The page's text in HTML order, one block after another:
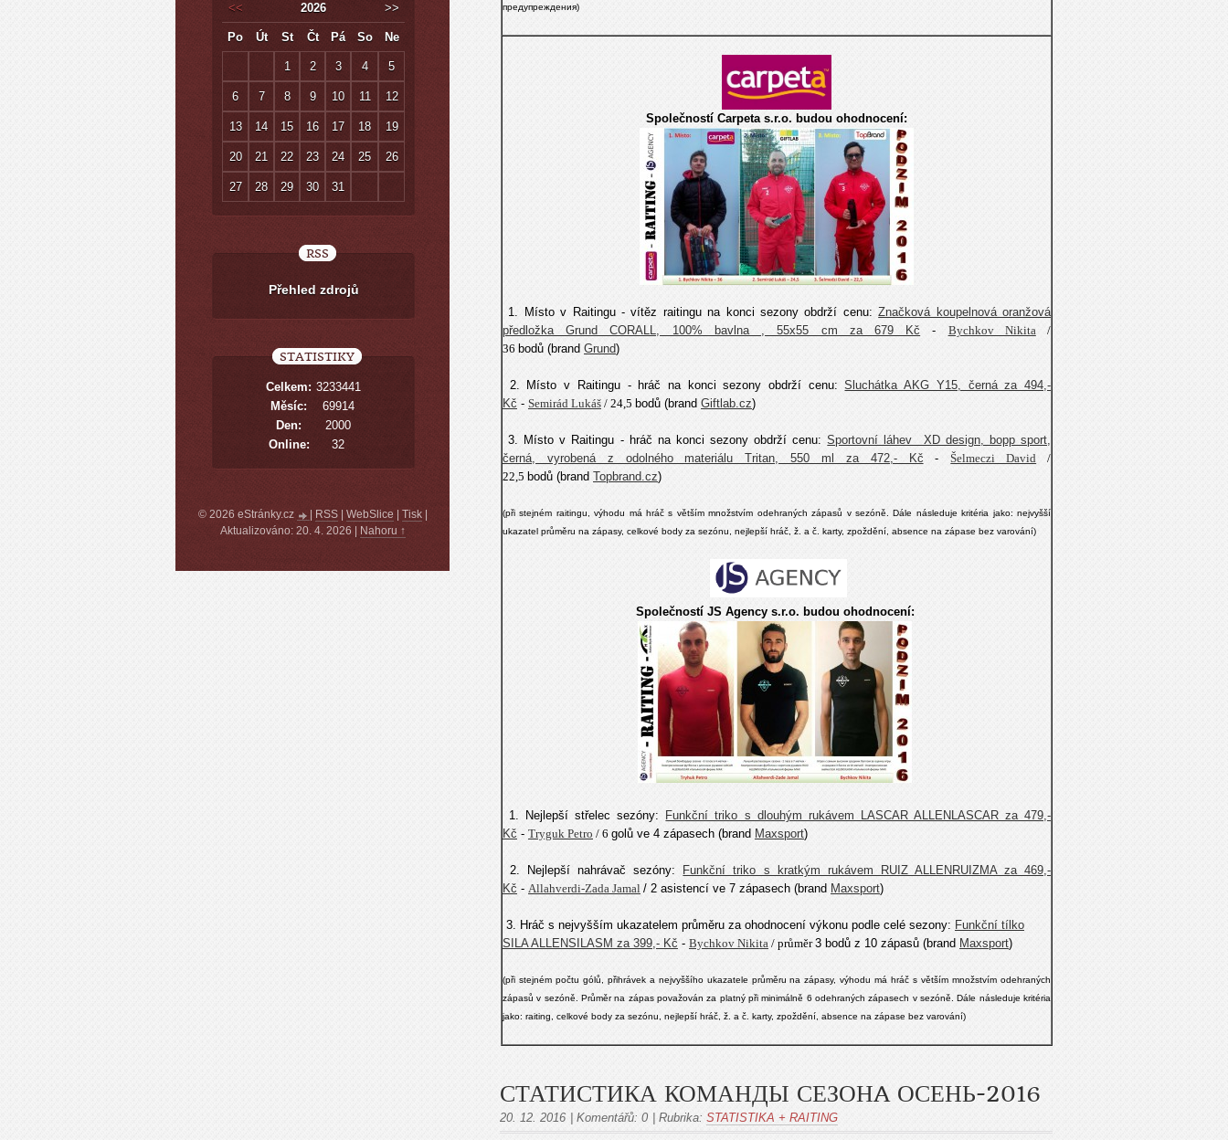
предупреждения)
Společností Carpeta s.r.o. budou ohodnocení:
1. Místo v Raitingu - vítěz raitingu na konci sezony obdrží cenu:Značková koupelnová oranžová
předložka Grund CORALL, 100% bavlna , 55x55 cm za 679 Kč - Bychkov Nikita/
36 bodů (brand Grund)
2. Místo v Raitingu - hráč na konci sezony obdrží cenu:Sluchátka AKG Y15, černá za 494,-
Kč - Semirád Lukáš / 24,5 bodů (brand Giftlab.cz)
3. Místo v Raitingu - hráč na konci sezony obdrží cenu:Sportovní láhev XD design, bopp sport,
černá, vyrobená z odolného materiálu Tritan, 550 ml za 472,- Kč -Šelmeczi David /
22,5 bodů (brand Topbrand.cz)
(při stejném raitingu, výhodu má hráč s větším množstvím odehraných zápasů v sezóně. Dále následuje kritéria jako: nejvyšší
ukazatel průměru na zápasy, celkové body za sezónu, nejlepší hráč, ž. a č. karty, zpoždění, absence na zápase bez varování)
Společností JS Agency s.r.o. budou ohodnocení:
1. Nejlepší střelec sezóny:
Funkční triko s dlouhým rukávem LASCAR ALLENLASCAR za 479,-
Kč - Tryguk Petro / 6 golů ve 4 zápasech (brand Maxsport)
2. Nejlepší nahrávač sezóny:
Funkční triko s kratkým rukávem RUIZ ALLENRUIZMA za 469,-
Kč - Allahverdi-Zada Jamal / 2 asistencí ve 7 zápasech (brand Maxsport)
3. Hráč s nejvyšším ukazatelem průměru za ohodnocení výkonu podle celé sezony: Funkční tílko
SILA ALLENSILASM za 399,- Kč - Bychkov Nikita / průměr3 bodů z 10 zápasů (brand Maxsport)
(při stejném počtu gólů, přihrávek a nejvyššího ukazatele průměru na zápasy, výhodu má hráč s větším množstvím odehraných
zápasů v sezóně. Průměr na zápas považován za platný při minimálně 6 odehraných zápasech v sezóně. Dále následuje kritéria
jako: raiting, celkové body za sezónu, nejlepší hráč, ž. a č. karty, zpoždění, absence na zápase bez varování)
СТАТИСТИКА КОМАНДЫ СЕЗОНA ОСЕНЬ-2016
20. 12. 2016 Komentářů: 0 Rubrika: STATISTIKA + RAITING
<< 2026 >>
Po Út St Čt Pá So Ne
1 2 3 4 5
6 7 8 9 10 11 12
13 14 15 16 17 18 19
20 21 22 23 24 25 26
27 28 29 30 31
RSS
Přehled zdrojů
STATISTIKY
Online: 32
Celkem: 3233441
Měsíc:
69914
Den:
2000
© 2026 eStránky.cz RSS| WebSlice Tisk|
Aktualizováno: 20. 4. 2026
Nahoru ↑